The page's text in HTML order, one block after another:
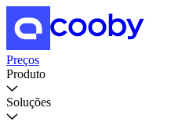
Preços
Produto
Soluções